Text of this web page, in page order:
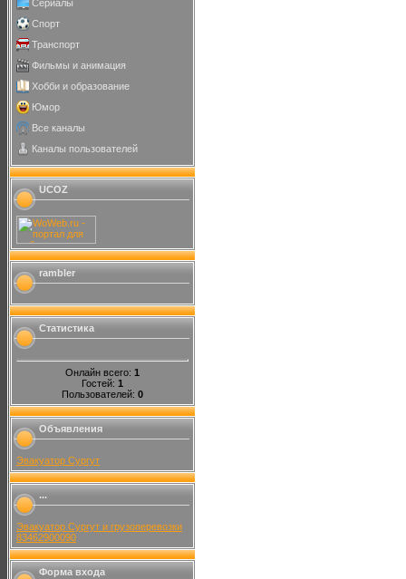
Сериалы
Спорт
Транспорт
Фильмы и анимация
Хобби и образование
Юмор
Все каналы
Каналы пользователей
UCOZ
rambler
Статистика
Онлайн всего: 1
Гостей: 1
Пользователей: 0
Объявления
Эвакуатор Сургут
...
Эвакуатор Сургут и грузоперевозки
83462900090
Форма входа